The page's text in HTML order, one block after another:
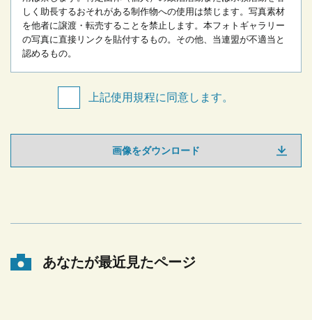
しく助長するおそれがある制作物への使用は禁じます。 写真素材
を他者に譲渡・転売することを禁止します。 本フォトギャラリー
の写真に直接リンクを貼付するもの。 その他、当連盟が不適当と
認めるもの。
上記使用規程に同意します。
画像をダウンロード
あなたが最近見たページ